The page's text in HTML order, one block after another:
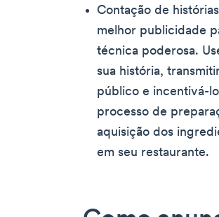
Contação de
melhor publicidade
técnica poderosa.
sua história,
público e incentivá-
processo de
aquisição dos
em seu restaurante.